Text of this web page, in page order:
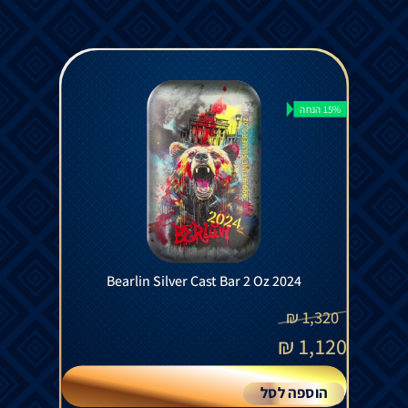
15% הנחה
Bearlin Silver Cast Bar 2 Oz 2024
1,320
₪
1,120
₪
הוספה לסל